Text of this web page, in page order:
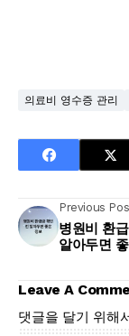
의료비 영수증 관리
Previous
병원비 환
알아두면
Leave A
댓글을 달기 위해